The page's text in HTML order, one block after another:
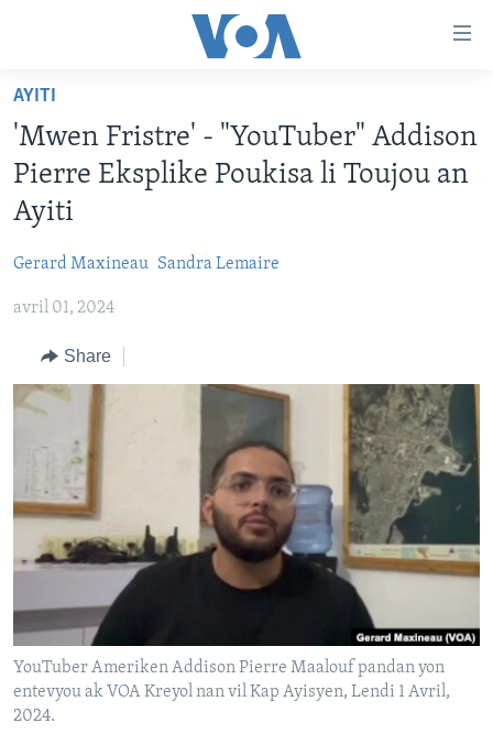
Skip
main
content
Skip
to
main
Skip
Search
AMERIK LATIN
VIDEO
FLASHPOINT IKRÈN
Learning English
Languages
AYITI
'Mwen Fristre' - "YouTuber" Addison
Pierre Eksplike Poukisa li Toujou an
Ayiti
Gerard Maxineau Sandra Lemaire
avril 01, 2024
Share
YouTuber Ameriken Addison Pierre Maalouf pandan yon
entevyou ak VOA Kreyol nan vil Kap Ayisyen, Lendi 1 Avril,
2024.